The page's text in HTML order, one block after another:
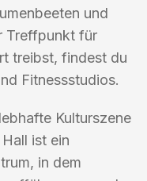
und
Treffpunkt für
treibst, findest du
Fitnessstudios.
Kulturszene
ist ein
in dem